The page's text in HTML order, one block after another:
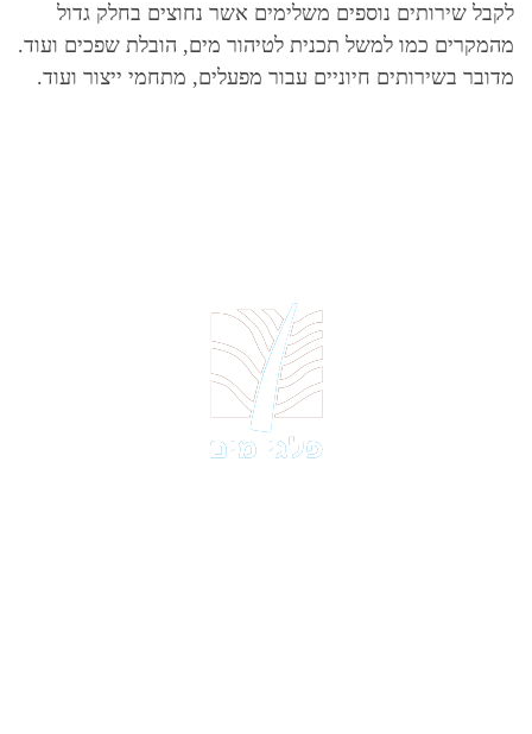
לקבל שירותים נוספים משלימים אשר נחוצים בחלק גדול
מהמקרים כמו למשל תכנית לטיהור מים, הובלת שפכים ועוד.
מדובר בשירותים חיוניים עבור מפעלים, מתחמי ייצור ועוד.